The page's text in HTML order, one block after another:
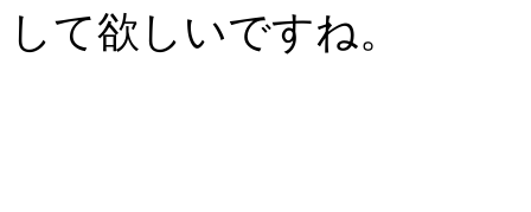
して欲しいですね。